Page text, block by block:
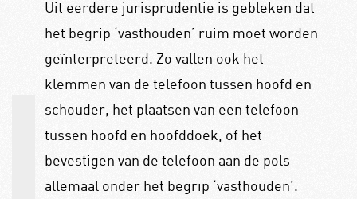
Uit eerdere jurisprudentie is gebleken dat
het begrip ‘vasthouden’ ruim moet worden
geïnterpreteerd. Zo vallen ook het
klemmen van de telefoon tussen hoofd en
schouder, het plaatsen van een telefoon
tussen hoofd en hoofddoek, of het
bevestigen van de telefoon aan de pols
allemaal onder het begrip ‘vasthouden’.